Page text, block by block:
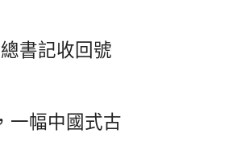
書記收回號
一幅中國式古